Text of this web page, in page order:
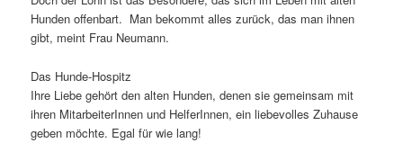
Hunden offenbart. Man bekommt alles zurück, das man ihnen
gibt, meint Frau Neumann.
Das Hunde-Hospitz
Ihre Liebe gehört den alten Hunden, denen sie gemeinsam mit
ihren MitarbeiterInnen und HelferInnen, ein liebevolles Zuhause
geben möchte. Egal für wie lang!